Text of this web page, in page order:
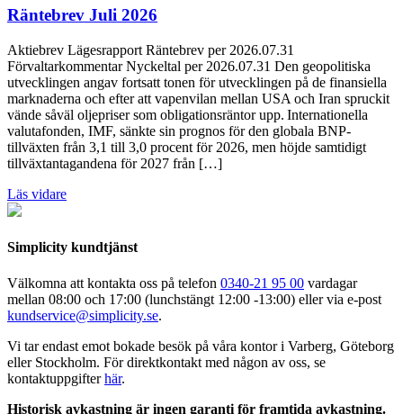
Räntebrev Juli 2026
Aktiebrev Lägesrapport Räntebrev per 2026.07.31
Förvaltarkommentar Nyckeltal per 2026.07.31 Den geopolitiska
utvecklingen angav fortsatt tonen för utvecklingen på de finansiella
marknaderna och efter att vapenvilan mellan USA och Iran spruckit
vände såväl oljepriser som obligationsräntor upp. Internationella
valutafonden, IMF, sänkte sin prognos för den globala BNP-
tillväxten från 3,1 till 3,0 procent för 2026, men höjde samtidigt
tillväxtantagandena för 2027 från […]
Läs vidare
Simplicity kundtjänst
Välkomna att kontakta oss på telefon 0340-21 95 00 vardagar
mellan 08:00 och 17:00 (lunchstängt 12:00 -13:00) eller via e-post
kundservice@simplicity.se.
Vi tar endast emot bokade besök på våra kontor i Varberg, Göteborg
eller Stockholm. För direktkontakt med någon av oss, se
kontaktuppgifterhär.
Historisk avkastning är ingen garanti för framtida avkastning.